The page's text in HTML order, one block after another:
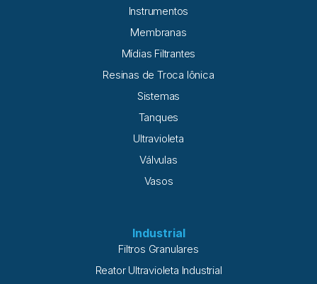
Instrumentos
Membranas
Mídias Filtrantes
Resinas de Troca Iônica
Sistemas
Tanques
Ultravioleta
Válvulas
Vasos
Industrial
Filtros Granulares
Reator Ultravioleta Industrial